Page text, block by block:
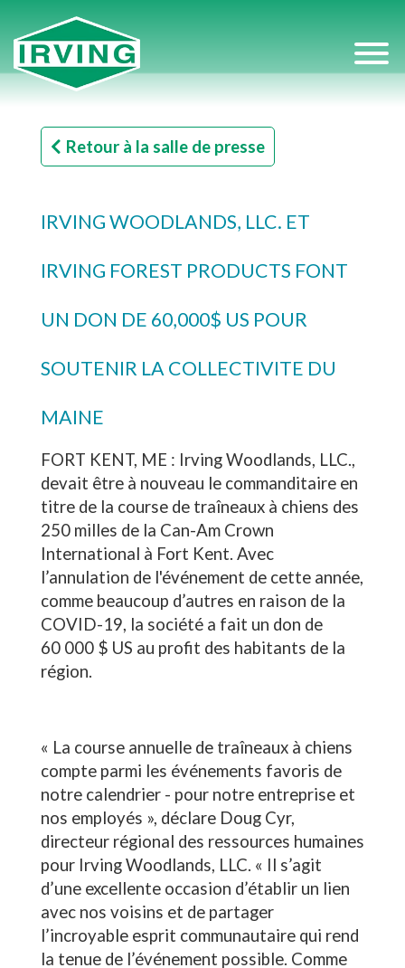
Retour à la salle de presse
IRVING WOODLANDS, LLC. ET
IRVING FOREST PRODUCTS FONT
UN DON DE 60,000$ US POUR
SOUTENIR LA COLLECTIVITE DU
MAINE
FORT KENT, ME : Irving Woodlands, LLC.,
devait être à nouveau le commanditaire en
titre de la course de traîneaux à chiens des
250 milles de la Can-Am Crown
International à Fort Kent. Avec
l’annulation de l'événement de cette année,
comme beaucoup d’autres en raison de la
COVID-19, la société a fait un don de
60 000 $ US au profit des habitants de la
région.
« La course annuelle de traîneaux à chiens
compte parmi les événements favoris de
notre calendrier - pour notre entreprise et
nos employés », déclare Doug Cyr,
directeur régional des ressources humaines
pour Irving Woodlands, LLC. « Il s’agit
d’une excellente occasion d’établir un lien
avec nos voisins et de partager
l’incroyable esprit communautaire qui rend
la tenue de l’événement possible. Comme